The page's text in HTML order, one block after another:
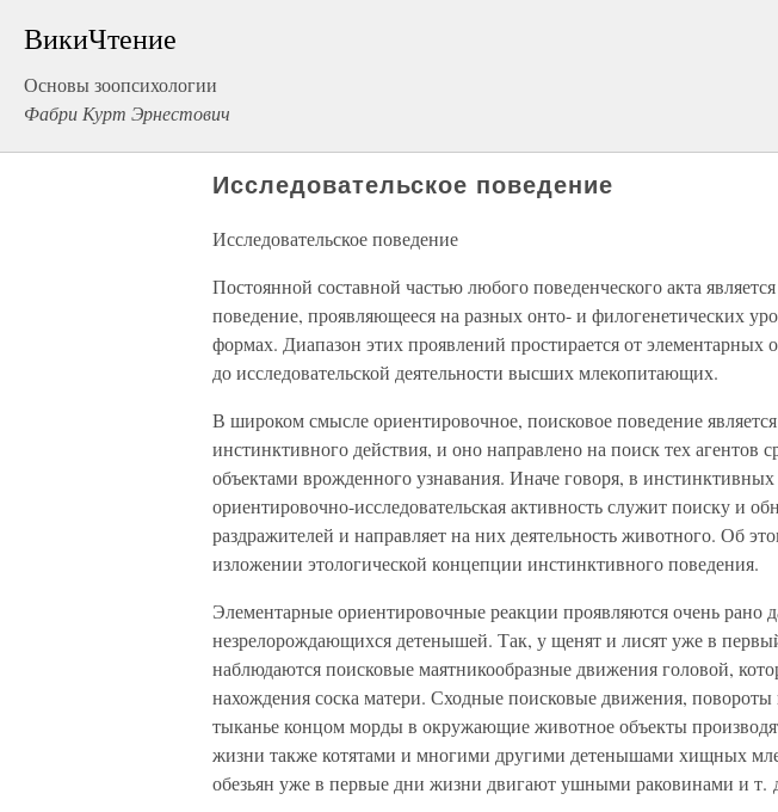
ВикиЧтение
Основы зоопсихологии
Фабри Курт Эрнестович
Исследовательское поведение
Исследовательское поведение
Постоянной составной частью любого поведенческого акта является
поведение, проявляющееся на разных онто- и филогенетических
формах. Диапазон этих проявлений простирается от элементарных
до исследовательской деятельности высших млекопитающих.
В широком смысле ориентировочное, поисковое поведение
инстинктивного действия, и оно направлено на поиск тех агентов
объектами врожденного узнавания. Иначе говоря, в инстинктивных
ориентировочно-исследовательская активность служит поиску и
раздражителей и направляет на них деятельность животного. Об
изложении этологической концепции инстинктивного поведения.
Элементарные ориентировочные реакции проявляются очень рано
незрелорождающихся детенышей. Так, у щенят и лисят уже в
наблюдаются поисковые маятникообразные движения головой,
нахождения соска матери. Сходные поисковые движения,
тыканье концом морды в окружающие животное объекты
жизни также котятами и многими другими детенышами хищных
обезьян уже в первые дни жизни двигают ушными раковинами и т.